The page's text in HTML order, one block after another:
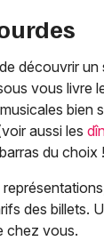
découvrir un
vous livre
bien
aussi les
du choix !
des billets.
chez vous.